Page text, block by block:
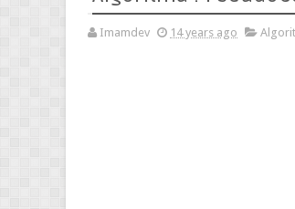
Imamdev 14 years ago